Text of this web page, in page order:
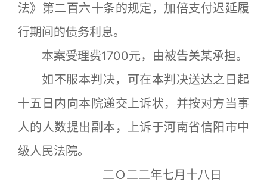
法》第二百六十条的规定，加倍支付迟延履
行期间的债务利息。
本案受理费1700元，由被告关某承担。
如不服本判决，可在本判决送达之日起
十五日内向本院递交上诉状，并按对方当事
人的人数提出副本，上诉于河南省信阳市中
级人民法院。
二Ｏ二二年七月十八日